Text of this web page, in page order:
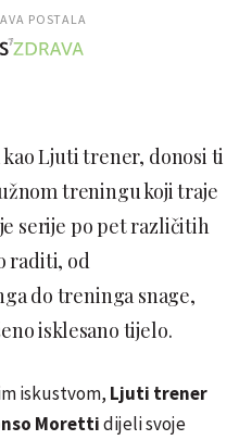
POSTALA
Ljuti trener, donosi ti
treningu koji traje
serije po pet različitih
raditi, od
do treninga snage,
isklesano tijelo.
iskustvom, Ljuti trener
Morettidijeli svoje